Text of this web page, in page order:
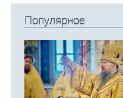
Популярное